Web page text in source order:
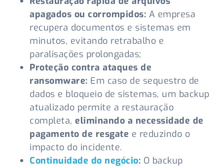
apagados ou corrompidos: A empresa
recupera documentos e sistemas em
minutos, evitando retrabalho e
paralisações prolongadas;
Proteção contra ataques de
ransomware: Em caso de sequestro de
dados e bloqueio de sistemas, um backup
atualizado permite a restauração
completa, eliminando a necessidade de
pagamento de resgate e reduzindo o
impacto do incidente.
Continuidade do negócio: O backup